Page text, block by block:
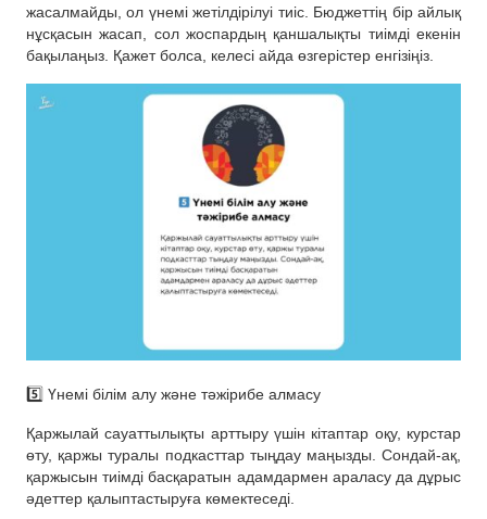
жасалмайды, ол үнемі жетілдірілуі тиіс. Бюджеттің бір айлық
нұсқасын жасап, сол жоспардың қаншалықты тиімді екенін
бақылаңыз. Қажет болса, келесі айда өзгерістер енгізіңіз.
5️⃣ Үнемі білім алу және тәжірибе алмасу
Қаржылай сауаттылықты арттыру үшін кітаптар оқу, курстар
өту, қаржы туралы подкасттар тыңдау маңызды. Сондай-ақ,
қаржысын тиімді басқаратын адамдармен араласу да дұрыс
әдеттер қалыптастыруға көмектеседі.